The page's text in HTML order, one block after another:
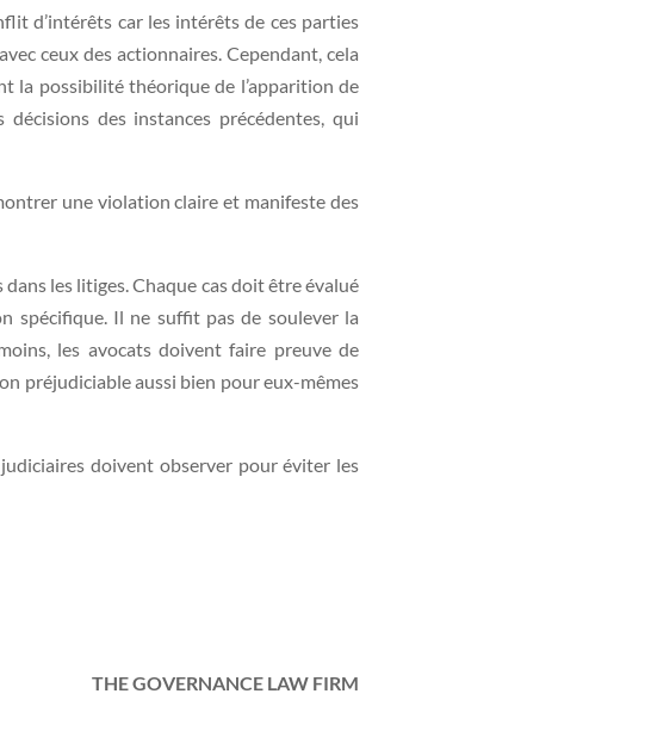
d’intérêts car les intérêts de ces parties
ceux des actionnaires. Cependant, cela
la possibilité théorique de l’apparition de
des instances précédentes, qui
une violation claire et manifeste des
les litiges. Chaque cas doit être évalué
spécifique. Il ne suffit pas de soulever la
les avocats doivent faire preuve de
préjudiciable aussi bien pour eux-mêmes
doivent observer pour éviter les
THE GOVERNANCE LAW FIRM